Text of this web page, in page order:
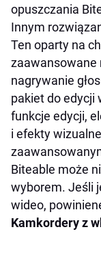
opuszczania
Innym
Ten oparty na
zaawansowane
nagrywanie
pakiet do edycji
funkcje edycji,
i efekty
Biteable może
wyborem. Jeśli
wideo,
Kamkordery z